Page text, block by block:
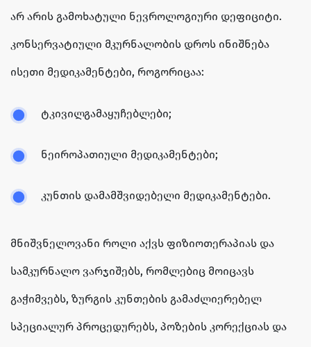
არ არის გამოხატული ნევროლოგიური დეფიციტი.
კონსერვატიული მკურნალობის დროს ინიშნება
ისეთი მედიკამენტები, როგორიცაა:
ტკივილგამაყუჩებლები;
ნეიროპათიული მედიკამენტები;
კუნთის დამამშვიდებელი მედიკამენტები.
მნიშვნელოვანი როლი აქვს ფიზიოთერაპიას და
სამკურნალო ვარჯიშებს, რომლებიც მოიცავს
გაჭიმვებს, ზურგის კუნთების გამაძლიერებელ
სპეციალურ პროცედურებს, პოზების კორექციას და